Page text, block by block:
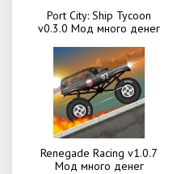
Port City: Ship Tycoon
v0.3.0 Мод много денег
Renegade Racing v1.0.7
Мод много денег